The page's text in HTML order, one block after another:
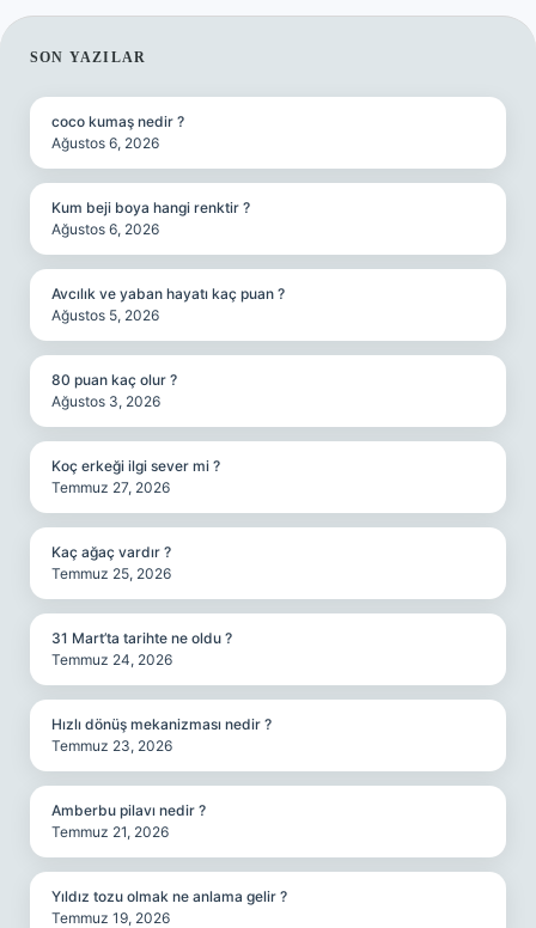
SIDEBAR
SON YAZILAR
coco kumaş nedir ?
Ağustos 6, 2026
Kum beji boya hangi renktir ?
Ağustos 6, 2026
Avcılık ve yaban hayatı kaç puan ?
Ağustos 5, 2026
80 puan kaç olur ?
Ağustos 3, 2026
Koç erkeği ilgi sever mi ?
Temmuz 27, 2026
Kaç ağaç vardır ?
Temmuz 25, 2026
31 Mart’ta tarihte ne oldu ?
Temmuz 24, 2026
Hızlı dönüş mekanizması nedir ?
Temmuz 23, 2026
Amberbu pilavı nedir ?
Temmuz 21, 2026
Yıldız tozu olmak ne anlama gelir ?
Temmuz 19, 2026